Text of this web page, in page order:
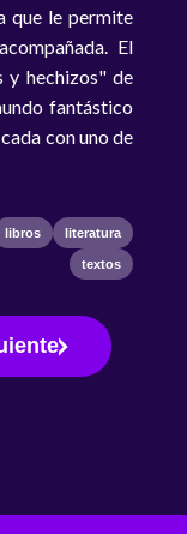
que le permite
El
y hechizos" de
fantástico
con uno de
libros literatura
textos